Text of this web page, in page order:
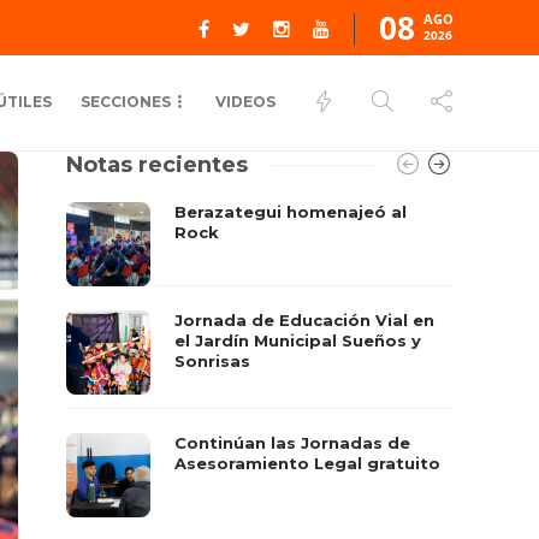
08 AGO
2026
SECCIONES VIDEOS
Notas recientes
Berazategui homenajeó al
Rock
Jornada de Educación Vial en
el Jardín Municipal Sueños y
Sonrisas
Continúan las Jornadas de
Asesoramiento Legal gratuito